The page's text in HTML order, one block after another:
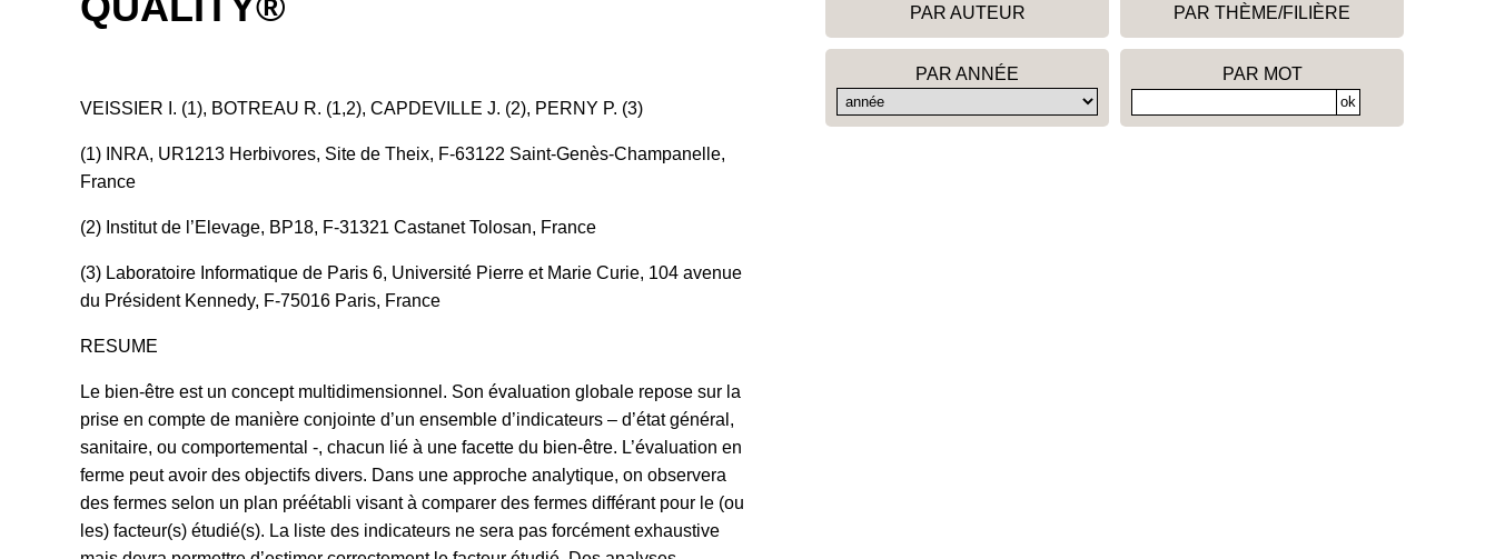
VEISSIER I. (1), BOTREAU R. (1,2), CAPDEVILLE J. (2), PERNY P. (3)
(1) INRA, UR1213 Herbivores, Site de Theix, F-63122 Saint-Genès-Champanelle,
France
(2) Institut de l’Elevage, BP18, F-31321 Castanet Tolosan, France
(3) Laboratoire Informatique de Paris 6, Université Pierre et Marie Curie, 104 avenue
du Président Kennedy, F-75016 Paris, France
RESUME
Le bien-être est un concept multidimensionnel. Son évaluation globale repose sur la
prise en compte de manière conjointe d’un ensemble d’indicateurs – d’état général,
sanitaire, ou comportemental -, chacun lié à une facette du bien-être. L’évaluation en
ferme peut avoir des objectifs divers. Dans une approche analytique, on observera
des fermes selon un plan préétabli visant à comparer des fermes différant pour le (ou
les) facteur(s) étudié(s). La liste des indicateurs ne sera pas forcément exhaustive
PAR AUTEUR PAR THÈME/FILIÈRE
PAR ANNÉE PAR MOT